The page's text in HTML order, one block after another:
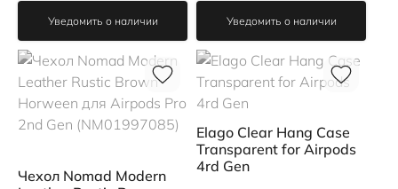
Уведомить о наличии Уведомить о наличии
Чехол Nomad Modern
Elago Clear Hang Case
Transparent for Airpods
4rd Gen